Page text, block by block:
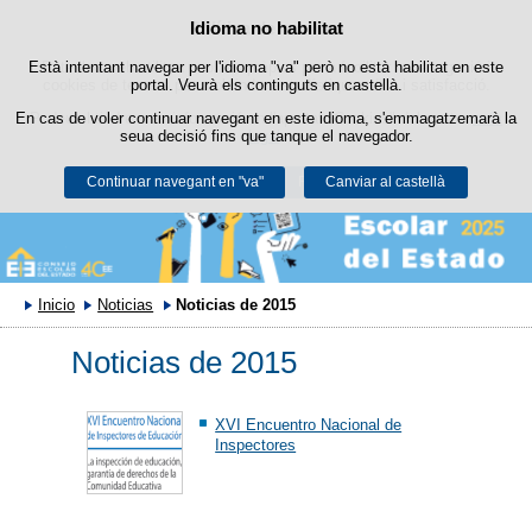
Política de cookies
Este lloc web utilitza cookies pròpies per a facilitar la navegació i
cookies de tercers per a obtindre estadístiques d'ús i satisfacció.
Podeu obtindre més informació en l'apartat "Cookies" del nostreavís
legal.
Acceptar Rebutjar
Idioma no habilitat
Està intentant navegar per l'idioma "va" però no està habilitat en este
portal. Veurà els continguts en castellà.
En cas de voler continuar navegant en este idioma, s'emmagatzemarà la
seua decisió fins que tanque el navegador.
Continuar navegant en "va" Canviar al castellà
Passar al contingut
Inicio Noticias Noticias de 2015
Noticias de 2015
XVI Encuentro Nacional de
Inspectores